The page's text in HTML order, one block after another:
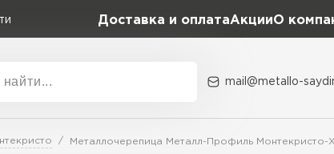
Доставка и оплатаАкцииО
mail@metallo-
Металлочерепица Металл-Профиль Монтекристо-